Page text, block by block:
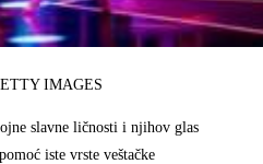
IMAGES
slavne ličnosti i njihov glas
iste vrste veštačke